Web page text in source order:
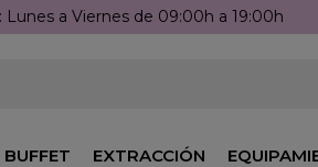
a Viernes de 09:00h a 19:00h
BUFFET EXTRACCIÓN